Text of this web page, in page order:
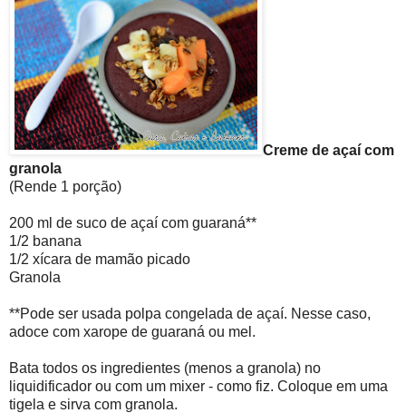
Creme de açaí com
granola
(Rende 1 porção)
200 ml de suco de açaí com guaraná**
1/2 banana
1/2 xícara de mamão picado
Granola
**Pode ser usada polpa congelada de açaí. Nesse caso,
adoce com xarope de guaraná ou mel.
Bata todos os ingredientes (menos a granola) no
liquidificador ou com um mixer - como fiz. Coloque em uma
tigela e sirva com granola.